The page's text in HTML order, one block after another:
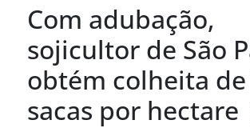
Com adubação,
sojicultor de São
obtém colheita de
sacas por hectare